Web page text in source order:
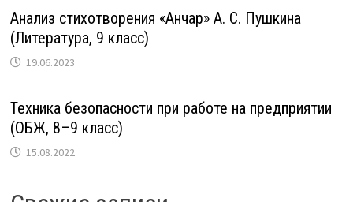
Анализ стихотворения «Анчар» А. С. Пушкина
(Литература, 9 класс)
19.06.2023
Техника безопасности при работе на предприятии
(ОБЖ, 8–9 класс)
15.08.2022